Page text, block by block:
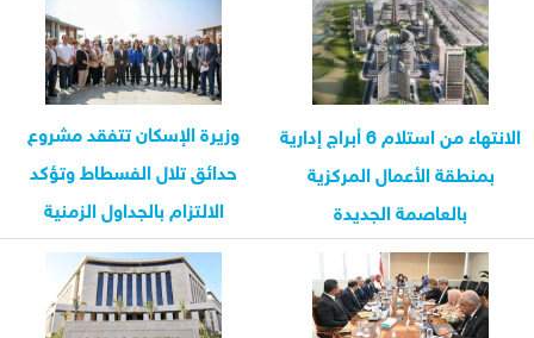
الانتهاء من استلام 6 أبراج إدارية
بمنطقة الأعمال المركزية
بالعاصمة الجديدة
وزيرة الإسكان تتفقد مشروع
حدائق تلال الفسطاط وتؤكد
الالتزام بالجداول الزمنية
والجودة